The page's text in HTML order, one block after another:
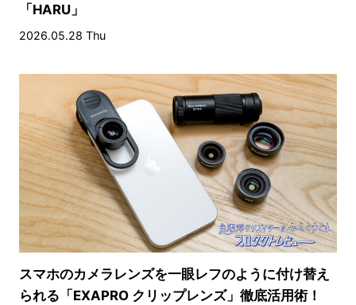
「HARU」
2026.05.28 Thu
スマホのカメラレンズを一眼レフのように付け替え
られる「EXAPRO クリップレンズ」徹底活用術！